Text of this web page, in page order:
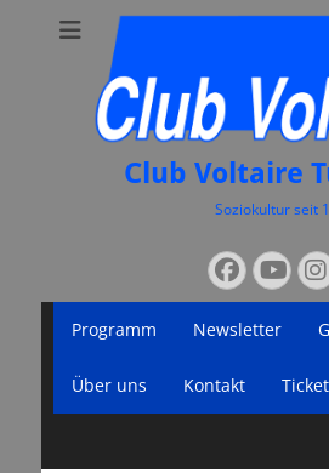
Club Voltaire
Soziokultur seit
nach:
Menü
Inhalt
Programm Newsletter
Über uns Kontakt